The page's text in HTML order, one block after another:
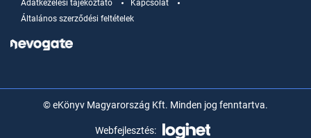
Adatkezelési tájékoztató
Kapcsolat
Általános szerződési feltételek
© eKönyv Magyarország Kft. Minden jog fenntartva.
Webfejlesztés: